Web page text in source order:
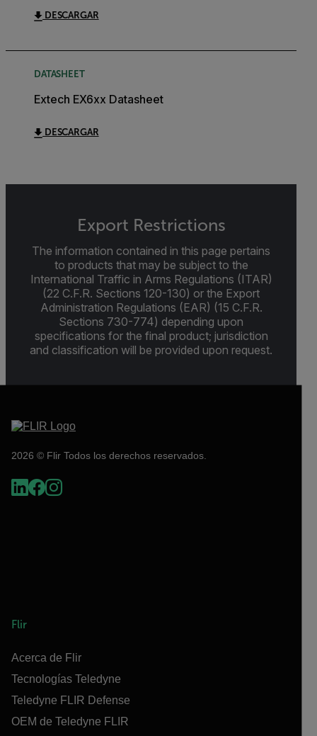
DESCARGAR
DATASHEET
Extech EX6xx Datasheet
DESCARGAR
Export Restrictions
The information contained in this page pertains
to products that may be subject to the
International Traffic in Arms Regulations (ITAR)
(22 C.F.R. Sections 120-130) or the Export
Administration Regulations (EAR) (15 C.F.R.
Sections 730-774) depending upon
specifications for the final product; jurisdiction
and classification will be provided upon request.
2026 © Flir Todos los derechos reservados.
Flir
Acerca de Flir
Tecnologías Teledyne
Teledyne FLIR Defense
OEM de Teledyne FLIR